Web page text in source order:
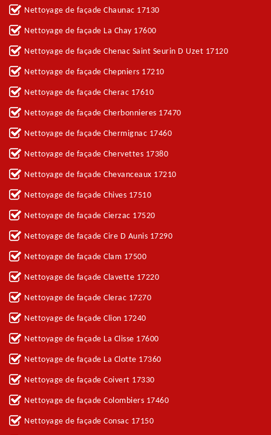
Nettoyage de façade Chaunac 17130
Nettoyage de façade La Chay 17600
Nettoyage de façade Chenac Saint Seurin D Uzet 17120
Nettoyage de façade Chepniers 17210
Nettoyage de façade Cherac 17610
Nettoyage de façade Cherbonnieres 17470
Nettoyage de façade Chermignac 17460
Nettoyage de façade Chervettes 17380
Nettoyage de façade Chevanceaux 17210
Nettoyage de façade Chives 17510
Nettoyage de façade Cierzac 17520
Nettoyage de façade Cire D Aunis 17290
Nettoyage de façade Clam 17500
Nettoyage de façade Clavette 17220
Nettoyage de façade Clerac 17270
Nettoyage de façade Clion 17240
Nettoyage de façade La Clisse 17600
Nettoyage de façade La Clotte 17360
Nettoyage de façade Coivert 17330
Nettoyage de façade Colombiers 17460
Nettoyage de façade Consac 17150